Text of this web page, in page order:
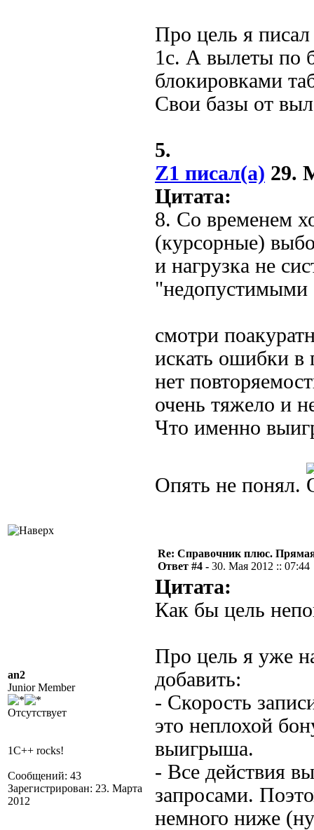
Про цель я
1с. А вылеты по
блокировками
Свои базы от
5.
Z1 писал(а) 29.
Цитата:
8. Со временем
(курсорные)
и нагрузка не
"недопустимыми
смотри
искать ошибки в
нет
очень тяжело и
Что именно
Опять не понял.
an2
Junior Member
Отсутствует
1C++ rocks!
Сообщений: 43
Зарегистрирован: 23. Марта
2012
Re: Справочник плюс.
Ответ #4 - 30. Мая 2012 :: 07:44
Цитата:
Как бы цель
Про цель я уже
добавить:
- Скорость
это неплохой
выигрыша.
- Все действия
запросами.
немного ниже